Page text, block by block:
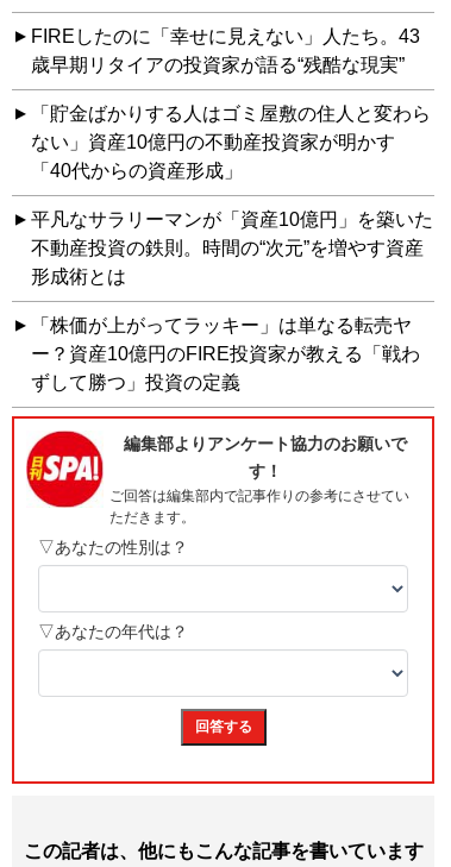
FIREしたのに「幸せに見えない」人たち。43
歳早期リタイアの投資家が語る“残酷な現実”
「貯金ばかりする人はゴミ屋敷の住人と変わら
ない」資産10億円の不動産投資家が明かす
「40代からの資産形成」
平凡なサラリーマンが「資産10億円」を築いた
不動産投資の鉄則。時間の“次元”を増やす資産
形成術とは
「株価が上がってラッキー」は単なる転売ヤ
ー？資産10億円のFIRE投資家が教える「戦わ
ずして勝つ」投資の定義
この記者は、他にもこんな記事を書いています